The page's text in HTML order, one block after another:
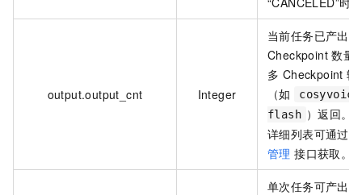
output.output_cnt Integer
当前任务已产出的
Checkpoint 数量
多 Checkpoint 输
（如
flash ）返回。
详细列表可通过
管理 接口获取。
单次任务可产出的